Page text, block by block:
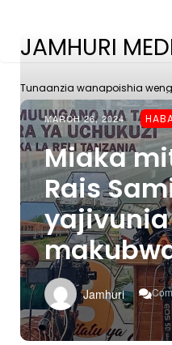
JAMHURI
Tunaanzia wanapoishia
MARCH 26, 2024
Miaka
Rais
Jamhuri